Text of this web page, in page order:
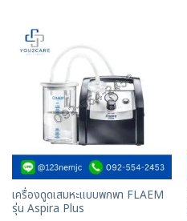
เครื่องดูดเสมหะแบบพกพา FLAEM
รุ่น Aspira Plus